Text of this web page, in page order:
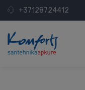
+37128724412